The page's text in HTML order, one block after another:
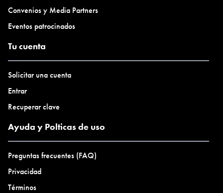
Convenios y Media Partners
Eventos patrocinados
Tu cuenta
Solicitar una cuenta
Entrar
Recuperar clave
Ayuda y Polticas de uso
Preguntas frecuentes (FAQ)
Privacidad
Términos